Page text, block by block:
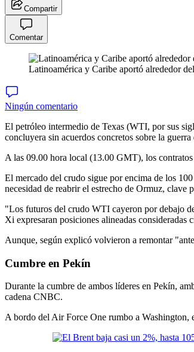
Compartir
Comentar
Latinoamérica y Caribe aportó alrededor
Ningún comentario
El petróleo intermedio de Texas (WTI, por sus
concluyera sin acuerdos concretos sobre la
A las 09.00 hora local (13.00 GMT), los
El mercado del crudo sigue por encima de los
necesidad de reabrir el estrecho de Ormuz, clave
"Los futuros del crudo WTI cayeron por debajo
Xi expresaran posiciones alineadas
Aunque, según explicó volvieron a remontar
Cumbre en Pekín
Durante la cumbre de ambos líderes en Pekín,
cadena CNBC.
A bordo del Air Force One rumbo a